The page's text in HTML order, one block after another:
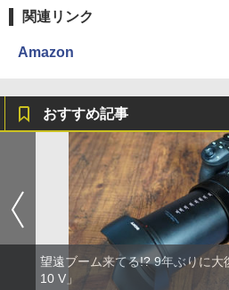
関連リンク
Amazon
おすすめ記事
望遠ブーム来てる!? 9年ぶりに大
10 V」